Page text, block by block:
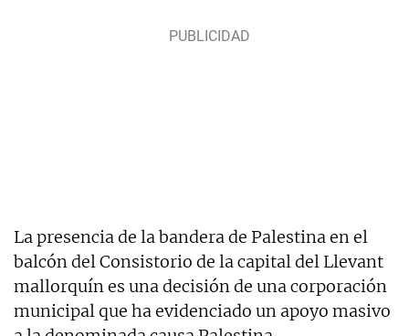
La presencia de la bandera de Palestina en el
balcón del Consistorio de la capital del Llevant
mallorquín es una decisión de una corporación
municipal que ha evidenciado un apoyo masivo